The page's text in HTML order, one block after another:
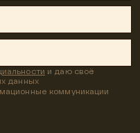
и даю своё
данных
коммуникации